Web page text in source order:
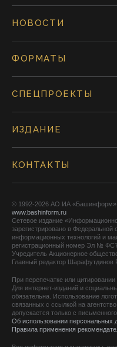
НОВОСТИ
ФОРМАТЫ
СПЕЦПРОЕКТЫ
ИЗДАНИЕ
КОНТАКТЫ
© 1992-2026 АО ИА «Башинформ».
www.bashinform.ru
Сетевое издание
зарегистрировано в Федеральной
информационных технологий и
регистрационный номер Эл №
Учредитель Акционерное
Главный редактор Шарафутдинов
При перепечатке или
Для интернет-изданий и
обязательна. Использование
связанных с ссылкой на
допускается только с
Об использовании персональных
Правила применения